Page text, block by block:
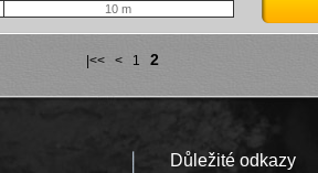
10 m
|<< < 1 2
Důležité odkazy